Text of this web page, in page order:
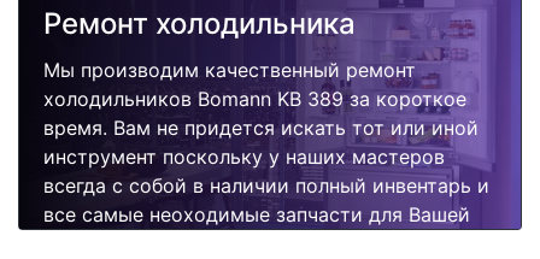
Ремонт холодильника
Мы производим качественный ремонт
холодильников Bomann KB 389 за короткое
время. Вам не придется искать тот или иной
инструмент поскольку у наших мастеров
всегда с собой в наличии полный инвентарь и
все самые неоходимые запчасти для Вашей